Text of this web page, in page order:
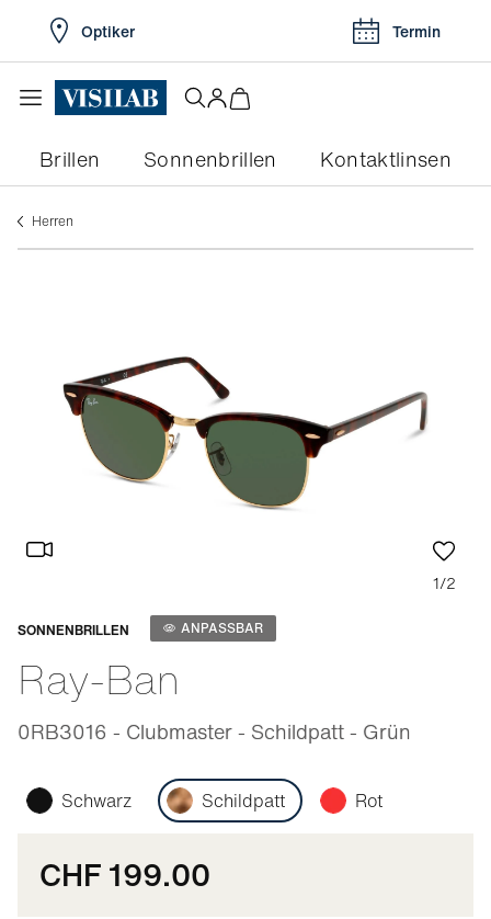
Optiker Termin
Brillen Sonnenbrillen Kontaktlinsen
herren
1/2
SONNENBRILLEN ANPASSBAR
Ray-Ban
0RB3016 - Clubmaster - Schildpatt - Grün
Anpassbar
Schwarz Schildpatt Rot
CHF 199.00